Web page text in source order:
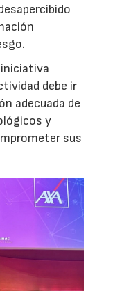
debe ir
adecuada de
y
sus